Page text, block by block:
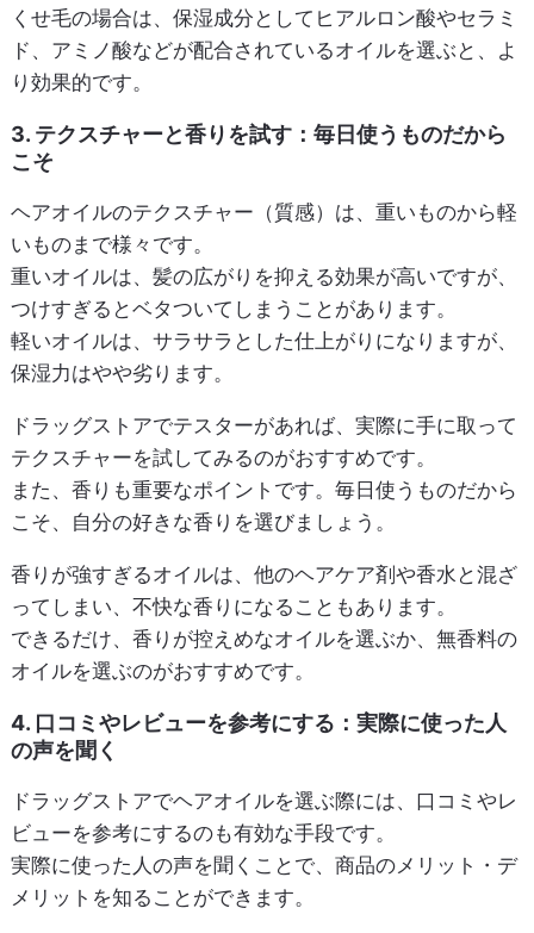
くせ毛の場合は、保湿成分としてヒアルロン酸やセラミ
ド、アミノ酸などが配合されているオイルを選ぶと、よ
り効果的です。
3. テクスチャーと香りを試す：毎日使うものだから
こそ
ヘアオイルのテクスチャー（質感）は、重いものから軽
いものまで様々です。
重いオイルは、髪の広がりを抑える効果が高いですが、
つけすぎるとベタついてしまうことがあります。
軽いオイルは、サラサラとした仕上がりになりますが、
保湿力はやや劣ります。
ドラッグストアでテスターがあれば、実際に手に取って
テクスチャーを試してみるのがおすすめです。
また、香りも重要なポイントです。毎日使うものだから
こそ、自分の好きな香りを選びましょう。
香りが強すぎるオイルは、他のヘアケア剤や香水と混ざ
ってしまい、不快な香りになることもあります。
できるだけ、香りが控えめなオイルを選ぶか、無香料の
オイルを選ぶのがおすすめです。
4. 口コミやレビューを参考にする：実際に使った人
の声を聞く
ドラッグストアでヘアオイルを選ぶ際には、口コミやレ
ビューを参考にするのも有効な手段です。
実際に使った人の声を聞くことで、商品のメリット・デ
メリットを知ることができます。